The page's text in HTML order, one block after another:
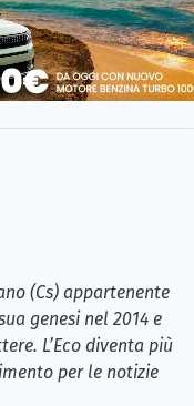
(Cs) appartenente
genesi nel 2014 e
L’Eco diventa più
per le notizie